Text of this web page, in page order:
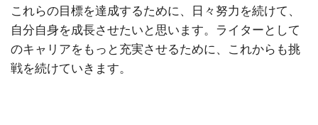
これらの目標を達成するために、日々努力を続けて、
自分自身を成長させたいと思います。ライターとして
のキャリアをもっと充実させるために、これからも挑
戦を続けていきます。